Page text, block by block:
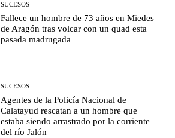
SUCESOS
Fallece un hombre de 73 años en Miedes
de Aragón tras volcar con un quad esta
pasada madrugada
SUCESOS
Agentes de la Policía Nacional de
Calatayud rescatan a un hombre que
estaba siendo arrastrado por la corriente
del río Jalón